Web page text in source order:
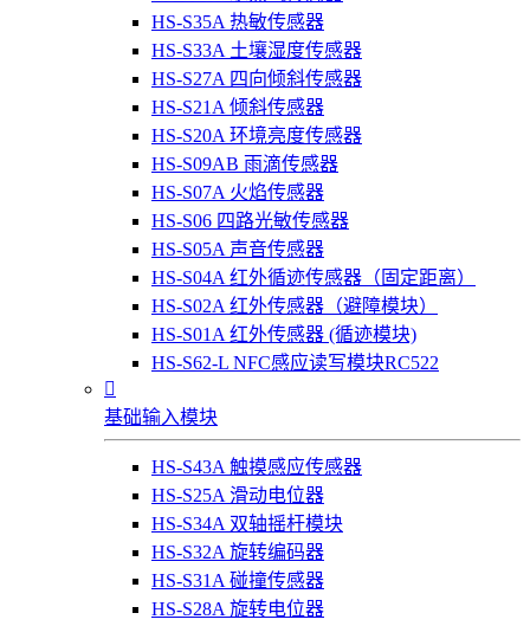
HS-S35A 热敏传感器
HS-S33A 土壤湿度传感器
HS-S27A 四向倾斜传感器
HS-S21A 倾斜传感器
HS-S20A 环境亮度传感器
HS-S09AB 雨滴传感器
HS-S07A 火焰传感器
HS-S06 四路光敏传感器
HS-S05A 声音传感器
HS-S04A 红外循迹传感器（固定距离）
HS-S02A 红外传感器（避障模块）
HS-S01A 红外传感器 (循迹模块)
HS-S62-L NFC感应读写模块RC522

基础输入模块
HS-S43A 触摸感应传感器
HS-S25A 滑动电位器
HS-S34A 双轴摇杆模块
HS-S32A 旋转编码器
HS-S31A 碰撞传感器
HS-S28A 旋转电位器